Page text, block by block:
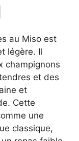
au Miso est
légère. Il
champignons
et des
et
Cette
une
classique,